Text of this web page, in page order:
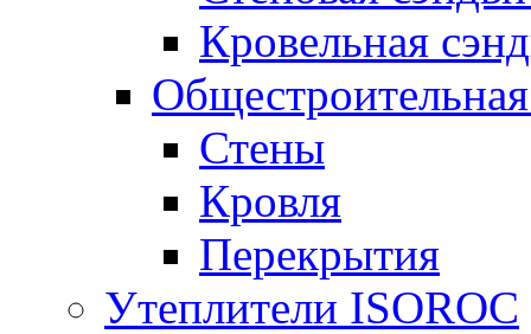
Кровельная
Стены
Кровля
Перекрытия
Утеплители ISOROC